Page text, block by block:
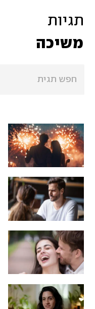
תגיות
משיכה